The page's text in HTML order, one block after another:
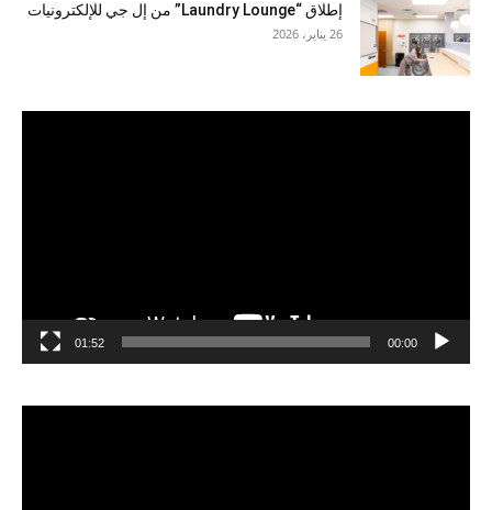
إطلاق “Laundry Lounge” من إل جي للإلكترونيات
26 يناير، 2026
00:00
01:52